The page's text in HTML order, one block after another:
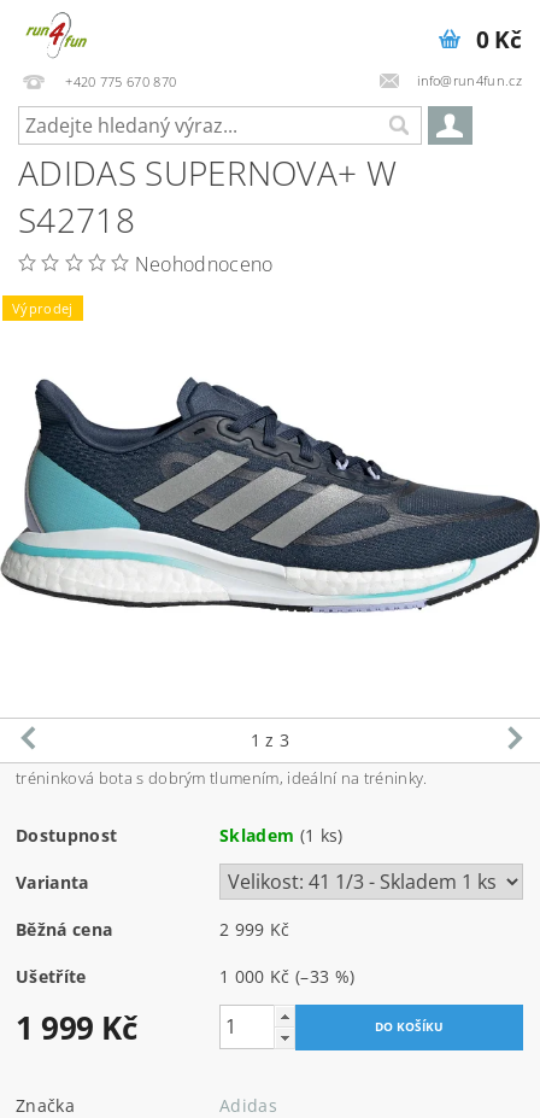
+420 775 670 870 info@run4fun.cz
0 Kč
ADIDAS SUPERNOVA+ W
S42718
Neohodnoceno
Výprodej
1 z 3
tréninková bota s dobrým tlumením, ideální na tréninky.
Dostupnost Skladem (1 ks)
Varianta
Běžná cena 2 999 Kč
Ušetříte 1 000 Kč (–33 %)
1 999 Kč
Značka
Adidas